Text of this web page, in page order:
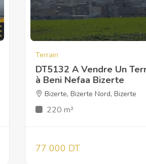
Terrain
DT5132 A Vendre Un
à Beni Nefaa Bizerte
Bizerte, Bizerte Nord, Bizerte
220 m²
77 000 DT